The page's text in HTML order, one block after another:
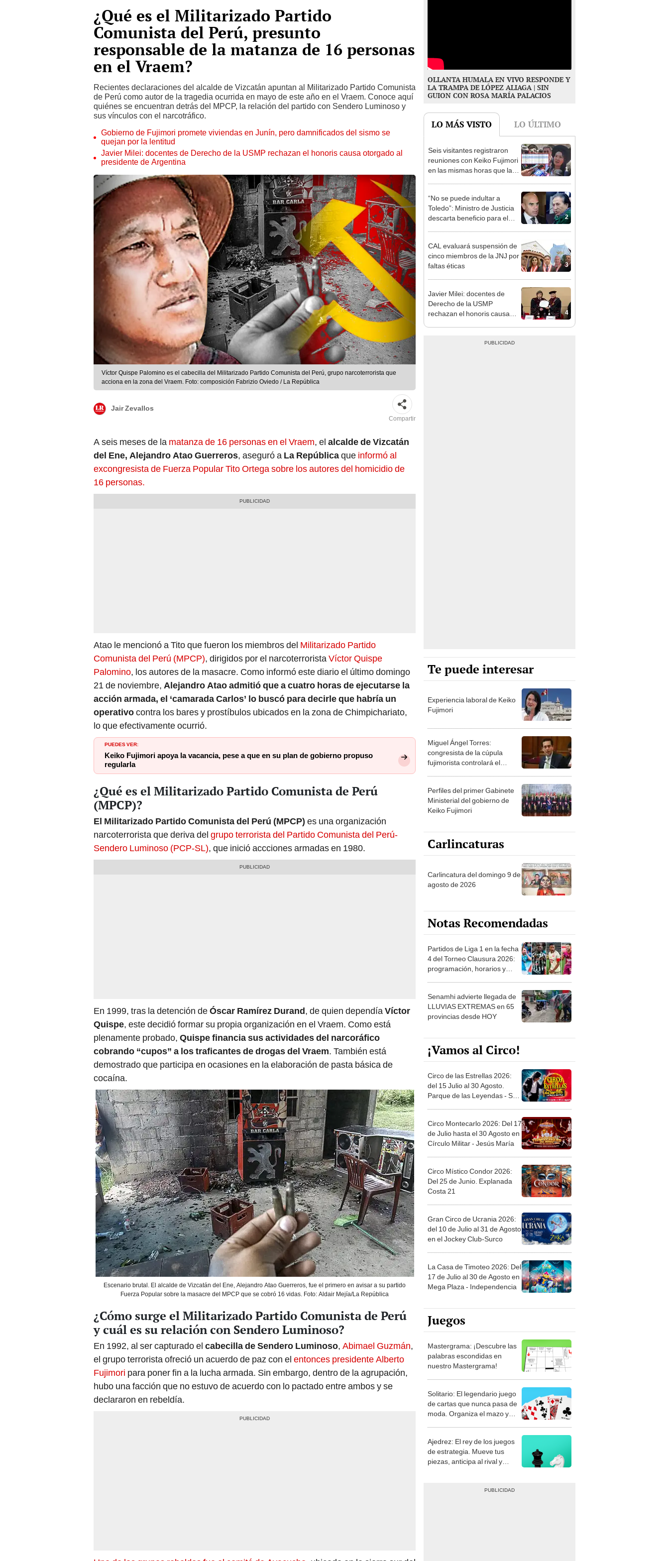
¿Qué es el Militarizado Partido
Comunista del Perú, presunto
responsable de la matanza de 16 personas
en el Vraem?
Recientes declaraciones del alcalde de Vizcatán apuntan al Militarizado Partido Comunista
de Perú como autor de la tragedia ocurrida en mayo de este año en el Vraem. Conoce aquí
quiénes se encuentran detrás del MPCP, la relación del partido con Sendero Luminoso y
sus vínculos con el narcotráfico.
Gobierno de Fujimori promete viviendas en Junín, pero damnificados del sismo se
quejan por la lentitud
Javier Milei: docentes de Derecho de la USMP rechazan el honoris causa otorgado al
presidente de Argentina
Víctor Quispe Palomino es el cabecilla del Militarizado Partido Comunista del Perú, grupo narcoterrorista que
acciona en la zona del Vraem. Foto: composición Fabrizio Oviedo / La República
Jair Zevallos
Compartir
A seis meses de la matanza de 16 personas en el Vraem, el alcalde de Vizcatán
del Ene, Alejandro Atao Guerreros, aseguró a La Repúblicaque informó al
excongresista de Fuerza Popular Tito Ortega sobre los autores del homicidio de
16 personas.
Atao le mencionó a Tito que fueron los miembros del Militarizado Partido
Comunista del Perú (MPCP), dirigidos por el narcoterroristaVíctor Quispe
Palomino, los autores de la masacre. Como informó este diario el último domingo
21 de noviembre, Alejandro Atao admitió que a cuatro horas de ejecutarse la
acción armada, el ‘camarada Carlos’ lo buscó para decirle que habría un
operativocontra los bares y prostíbulos ubicados en la zona de Chimpichariato,
lo que efectivamente ocurrió.
PUEDES VER:
Keiko Fujimori apoya la vacancia, pese a que en su plan de gobierno propuso
regularla
¿Qué es el Militarizado Partido Comunista de Perú
(MPCP)?
El Militarizado Partido Comunista del Perú (MPCP) es una organización
narcoterrorista que deriva del grupo terrorista del Partido Comunista del Perú-
Sendero Luminoso (PCP-SL), que inició accciones armadas en 1980.
En 1999, tras la detención deÓscar Ramírez Durand, de quien dependíaVíctor
Quispe, este decidió formar su propia organización en el Vraem. Como está
plenamente probado, Quispe financia sus actividades del narcoráfico
cobrando “cupos” a los traficantes de drogas del Vraem. También está
demostrado que participa en ocasiones en la elaboración de pasta básica de
cocaína.
Escenario brutal. El alcalde de Vizcatán del Ene, Alejandro Atao Guerreros, fue el primero en avisar a su partido
Fuerza Popular sobre la masacre del MPCP que se cobró 16 vidas. Foto: Aldair Mejía/La República
¿Cómo surge el Militarizado Partido Comunista de Perú
y cuál es su relación con Sendero Luminoso?
En 1992, al ser capturado el cabecilla de Sendero Luminoso, Abimael Guzmán,
el grupo terrorista ofreció un acuerdo de paz con el entonces presidente Alberto
Fujimori para poner fin a la lucha armada. Sin embargo, dentro de la agrupación,
hubo una facción que no estuvo de acuerdo con lo pactado entre ambos y se
declararon en rebeldía.
OLLANTA HUMALA EN VIVO RESPONDE Y
LA TRAMPA DE LÓPEZ ALIAGA | SIN
GUION CON ROSA MARÍA PALACIOS
LO MÁS VISTO LO ÚLTIMO
1
Seis visitantes registraron
reuniones con Keiko Fujimori
en las mismas horas que la
2
“No se puede indultar a
Toledo”: Ministro de Justicia
descarta beneficio para el
3
CAL evaluará suspensión de
cinco miembros de la JNJ por
faltas éticas
4
Javier Milei: docentes de
Derecho de la USMP
rechazan el honoris causa
Te puede interesar
Experiencia laboral de Keiko
Fujimori
Miguel Ángel Torres:
congresista de la cúpula
fujimorista controlará el
Perfiles del primer Gabinete
Ministerial del gobierno de
Keiko Fujimori
Carlincaturas
Carlincatura del domingo 9 de
agosto de 2026
Notas Recomendadas
Partidos de Liga 1 en la fecha
4 del Torneo Clausura 2026:
programación, horarios y
Senamhi advierte llegada de
LLUVIAS EXTREMAS en 65
provincias desde HOY
¡Vamos al Circo!
Circo de las Estrellas 2026:
del 15 Julio al 30 Agosto.
Parque de las Leyendas - San
Circo Montecarlo 2026: Del 17
de Julio hasta el 30 Agosto en
Círculo Militar - Jesús María
Circo Místico Condor 2026:
Del 25 de Junio. Explanada
Costa 21
Gran Circo de Ucrania 2026:
del 10 de Julio al 31 de Agosto
en el Jockey Club-Surco
La Casa de Timoteo 2026: Del
17 de Julio al 30 de Agosto en
Mega Plaza - Independencia
Juegos
Mastergrama: ¡Descubre las
palabras escondidas en
nuestro Mastergrama!
Solitario: El legendario juego
de cartas que nunca pasa de
moda. Organiza el mazo y
Ajedrez: El rey de los juegos
de estrategia. Mueve tus
piezas, anticipa al rival y